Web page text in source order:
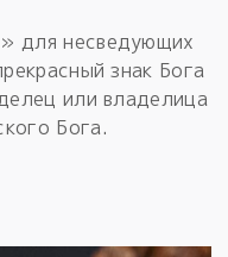
для несведующих
знак Бога
или владелица
Бога.